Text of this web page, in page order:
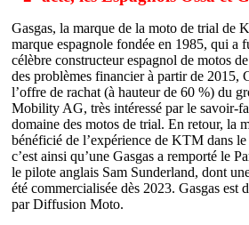
Gasgas, la marque de la moto de trial de
marque espagnole fondée en 1985, qui a
célèbre constructeur espagnol de motos
des problèmes financier à partir de 2015,
l’offre de rachat (à hauteur de 60 %) du
Mobility AG, très intéressé par le savoir-
domaine des motos de trial. En retour, la
bénéficié de l’expérience de KTM dans
c’est ainsi qu’une Gasgas a remporté le
le pilote anglais Sam Sunderland, dont
été commercialisée dès 2023. Gasgas est
par Diffusion Moto.